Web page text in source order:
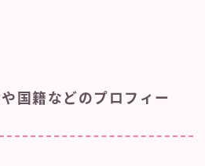
国籍などのプロフィー